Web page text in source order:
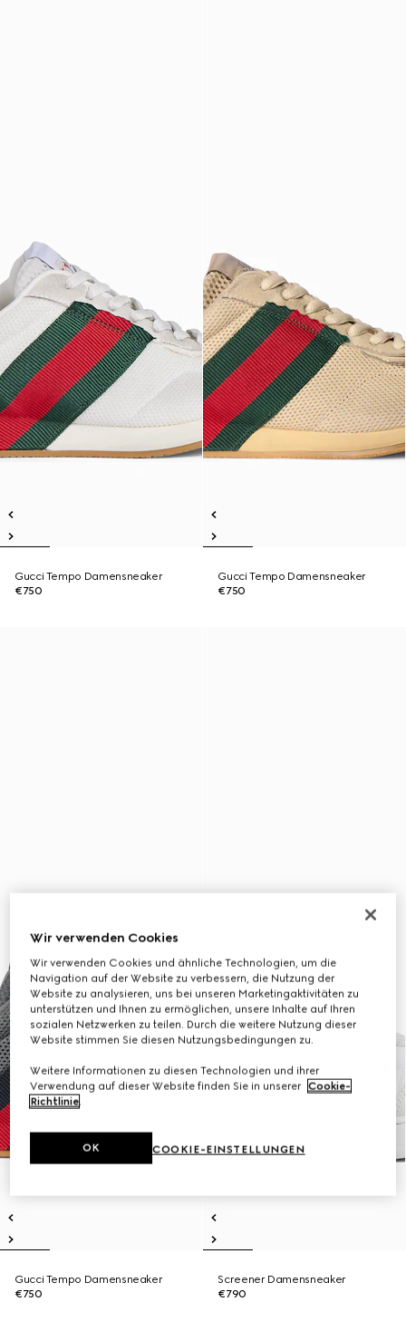
Gucci Tempo Damensneaker
€750
Gucci Tempo Damensneaker
€750
Gucci Tempo Damensneaker
€750
Screener Damensneaker
€790
Wir verwenden Cookies
Wir verwenden Cookies und ähnliche Technologien, um die
Navigation auf der Website zu verbessern, die Nutzung der
Website zu analysieren, uns bei unseren Marketingaktivitäten zu
unterstützen und Ihnen zu ermöglichen, unsere Inhalte auf Ihren
sozialen Netzwerken zu teilen. Durch die weitere Nutzung dieser
Website stimmen Sie diesen Nutzungsbedingungen zu.
Weitere Informationen zu diesen Technologien und ihrer
Verwendung auf dieser Website finden Sie in unserer Cookie-
Richtlinie.
COOKIE-EINSTELLUNGEN
OK